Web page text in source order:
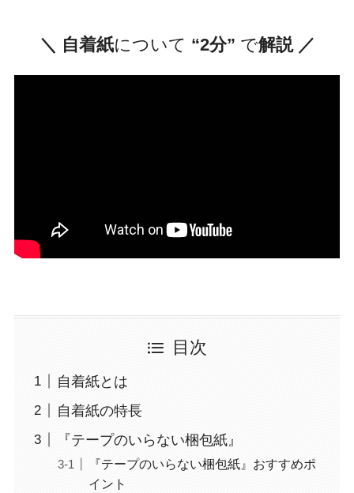
＼ 自着紙について “2分” で解説 ／
目次
自着紙とは
自着紙の特長
『テープのいらない梱包紙』
『テープのいらない梱包紙』おすすめポ
イント